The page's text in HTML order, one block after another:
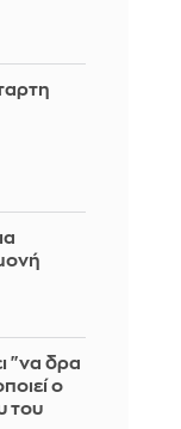
"να δρα
ο
του